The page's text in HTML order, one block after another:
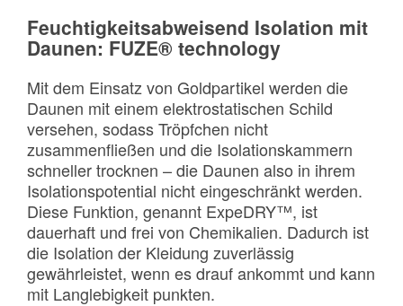
Feuchtigkeitsabweisend Isolation mit
Daunen: FUZE® technology
Mit dem Einsatz von Goldpartikel werden die
Daunen mit einem elektrostatischen Schild
versehen, sodass Tröpfchen nicht
zusammenfließen und die Isolationskammern
schneller trocknen – die Daunen also in ihrem
Isolationspotential nicht eingeschränkt werden.
Diese Funktion, genannt ExpeDRY™, ist
dauerhaft und frei von Chemikalien. Dadurch ist
die Isolation der Kleidung zuverlässig
gewährleistet, wenn es drauf ankommt und kann
mit Langlebigkeit punkten.